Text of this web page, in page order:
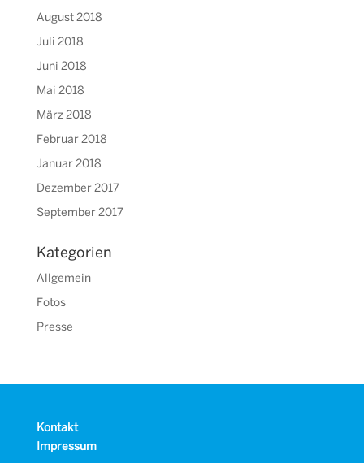
August 2018
Juli 2018
Juni 2018
Mai 2018
März 2018
Februar 2018
Januar 2018
Dezember 2017
September 2017
Kategorien
Allgemein
Fotos
Presse
Kontakt
Impressum